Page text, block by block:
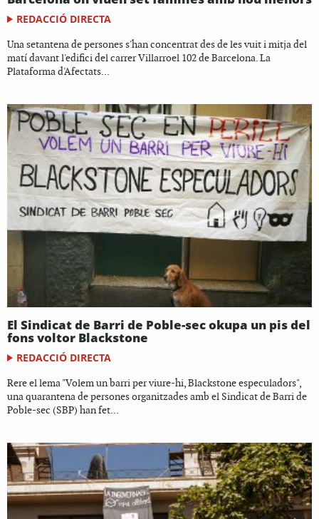
REDACCIÓ DIRECTA
Una setantena de persones s'han concentrat des de les vuit i mitja del
matí davant l'edifici del carrer Villarroel 102 de Barcelona. La
Plataforma d'Afectats...
El Sindicat de Barri de Poble-sec okupa un pis del
fons voltor Blackstone
REDACCIÓ DIRECTA
Rere el lema "Volem un barri per viure-hi, Blackstone especuladors",
una quarantena de persones organitzades amb el Sindicat de Barri de
Poble-sec (SBP) han fet...